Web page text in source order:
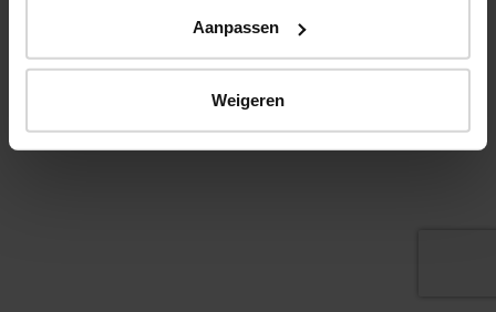
Aanpassen
Weigeren
© 2026 Stichting Forten Nederland
Over ons
Doneer nu Disclaimer
Contact
Forten.nl wordt ondersteund door de